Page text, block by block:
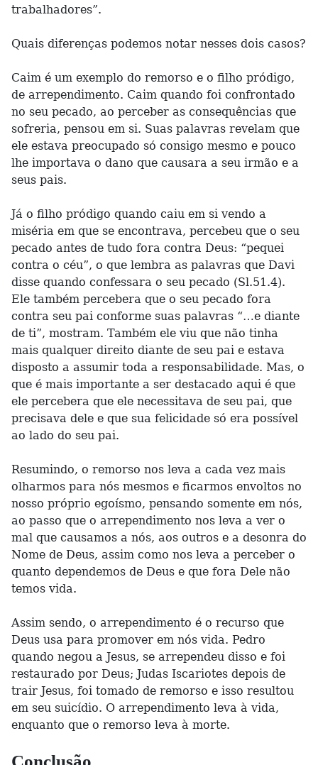
trabalhadores”.
Quais diferenças podemos notar nesses dois casos?
Caim é um exemplo do remorso e o filho pródigo,
de arrependimento. Caim quando foi confrontado
no seu pecado, ao perceber as consequências que
sofreria, pensou em si. Suas palavras revelam que
ele estava preocupado só consigo mesmo e pouco
lhe importava o dano que causara a seu irmão e a
seus pais.
Já o filho pródigo quando caiu em si vendo a
miséria em que se encontrava, percebeu que o seu
pecado antes de tudo fora contra Deus: “pequei
contra o céu”, o que lembra as palavras que Davi
disse quando confessara o seu pecado (Sl.51.4).
Ele também percebera que o seu pecado fora
contra seu pai conforme suas palavras “…e diante
de ti”, mostram. Também ele viu que não tinha
mais qualquer direito diante de seu pai e estava
disposto a assumir toda a responsabilidade. Mas, o
que é mais importante a ser destacado aqui é que
ele percebera que ele necessitava de seu pai, que
precisava dele e que sua felicidade só era possível
ao lado do seu pai.
Resumindo, o remorso nos leva a cada vez mais
olharmos para nós mesmos e ficarmos envoltos no
nosso próprio egoísmo, pensando somente em nós,
ao passo que o arrependimento nos leva a ver o
mal que causamos a nós, aos outros e a desonra do
Nome de Deus, assim como nos leva a perceber o
quanto dependemos de Deus e que fora Dele não
temos vida.
Assim sendo, o arrependimento é o recurso que
Deus usa para promover em nós vida. Pedro
quando negou a Jesus, se arrependeu disso e foi
restaurado por Deus; Judas Iscariotes depois de
trair Jesus, foi tomado de remorso e isso resultou
em seu suicídio. O arrependimento leva à vida,
enquanto que o remorso leva à morte.
Conclusão